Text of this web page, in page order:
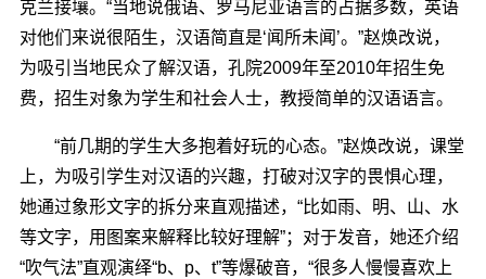
克兰接壤。“当地说俄语、罗马尼亚语言的占据多数，英语
对他们来说很陌生，汉语简直是‘闻所未闻’。”赵焕改说，
为吸引当地民众了解汉语，孔院2009年至2010年招生免
费，招生对象为学生和社会人士，教授简单的汉语语言。
“前几期的学生大多抱着好玩的心态。”赵焕改说，课堂
上，为吸引学生对汉语的兴趣，打破对汉字的畏惧心理，
她通过象形文字的拆分来直观描述，“比如雨、明、山、水
等文字，用图案来解释比较好理解”；对于发音，她还介绍
“吹气法”直观演绎“b、p、t”等爆破音，“很多人慢慢喜欢上